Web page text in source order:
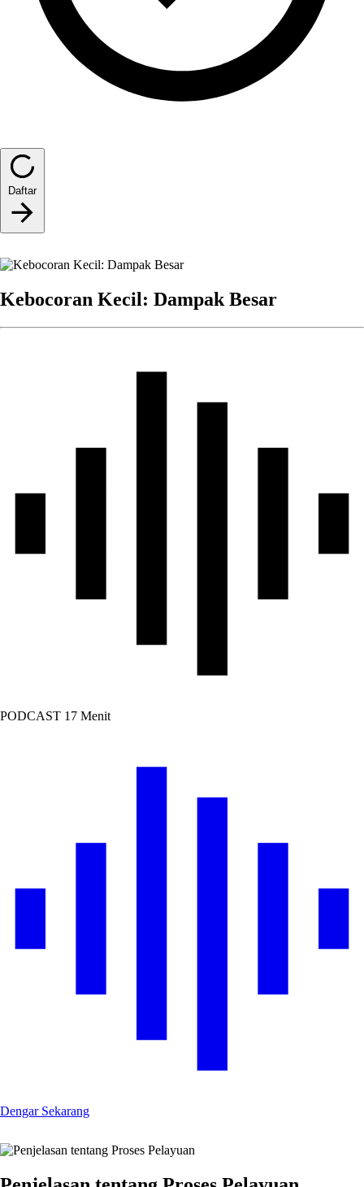
Daftar
Kebocoran Kecil: Dampak Besar
PODCAST 17 Menit
Dengar Sekarang